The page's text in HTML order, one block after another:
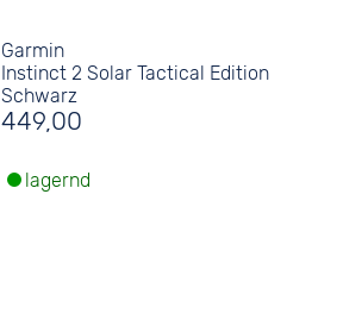
Garmin
Instinct 2 Solar Tactical Edition
Schwarz
449,00
lagernd